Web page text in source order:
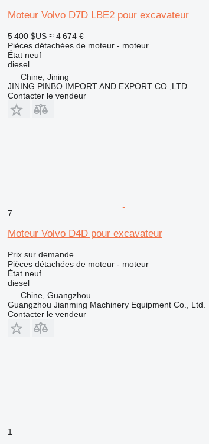
Moteur Volvo D7D LBE2 pour excavateur
5 400 $US ≈ 4 674 €
Pièces détachées de moteur - moteur
Étatneuf
diesel
Chine, Jining
JINING PINBO IMPORT AND EXPORT CO.,LTD.
Contacter le vendeur
7
Moteur Volvo D4D pour excavateur
Prix sur demande
Pièces détachées de moteur - moteur
Étatneuf
diesel
Chine, Guangzhou
Guangzhou Jianming Machinery Equipment Co., Ltd.
Contacter le vendeur
1